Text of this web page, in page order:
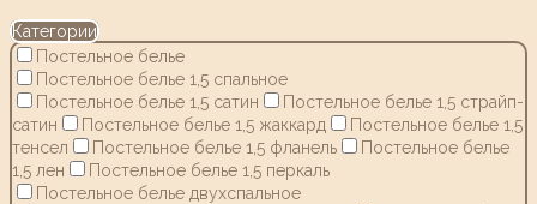
Категории
Постельное белье
Постельное белье 1,5 спальное
Постельное белье 1,5 сатин
Постельное белье 1,5 страйп-
сатин
Постельное белье 1,5 жаккард
Постельное белье 1,5
тенсел
Постельное белье 1,5 фланель
Постельное белье
1,5 лен
Постельное белье 1,5 перкаль
Постельное белье двухспальное